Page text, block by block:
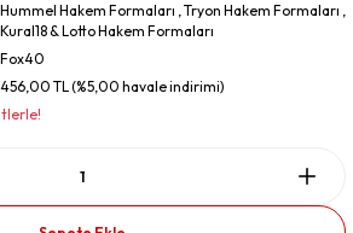
Hummel Hakem Formaları ,Tryon Hakem Formaları ,
Kural18 & Lotto Hakem Formaları
Fox40
456,00 TL (%5,00 havale indirimi)